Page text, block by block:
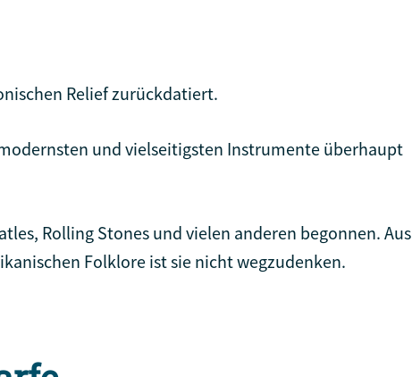
Relief zurückdatiert.
und vielseitigsten Instrumente überhaupt
Rolling Stones und vielen anderen begonnen. Aus
Folklore ist sie nicht wegzudenken.